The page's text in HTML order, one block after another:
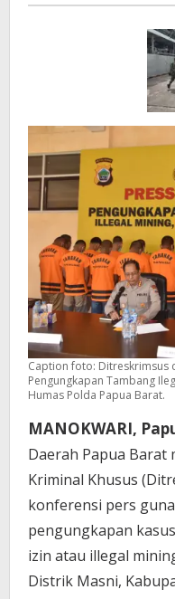
Caption foto: Ditreskrimsus
Pengungkapan Tambang
Humas Polda Papua Barat.
MANOKWARI,
Daerah Papua Barat
Kriminal Khusus
konferensi pers
pengungkapan
izin atau illegal
Distrik Masni,